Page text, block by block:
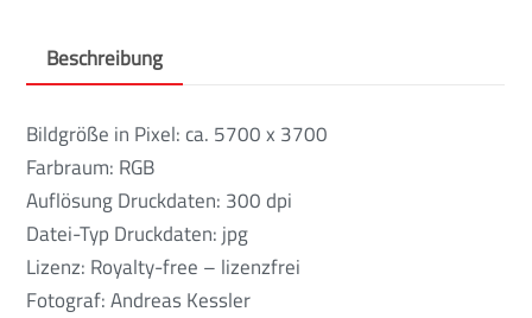
Beschreibung
Bildgröße in Pixel: ca. 5700 x 3700
Farbraum: RGB
Auflösung Druckdaten: 300 dpi
Datei-Typ Druckdaten: jpg
Lizenz: Royalty-free – lizenzfrei
Fotograf: Andreas Kessler